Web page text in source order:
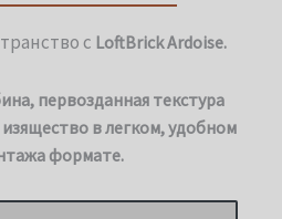
с LoftBrick Ardoise.
первозданная текстура
в легком, удобном
формате.